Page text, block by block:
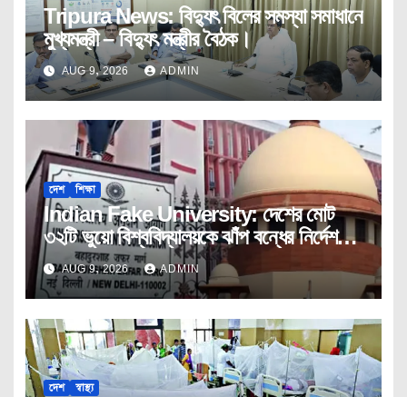
Tripura News: বিদ্যুৎ বিলের সমস্যা সমাধানে
মুখ্যমন্ত্রী – বিদ্যুৎ মন্ত্রীর বৈঠক।
AUG 9, 2026 ADMIN
দেশ শিক্ষা
Indian Fake University: দেশের মোট
৩২টি ভুয়ো বিশ্ববিদ্যালয়কে ঝাঁপ বন্ধের নির্দেশ
ইউজিসির।
AUG 9, 2026 ADMIN
দেশ স্বাস্থ্য